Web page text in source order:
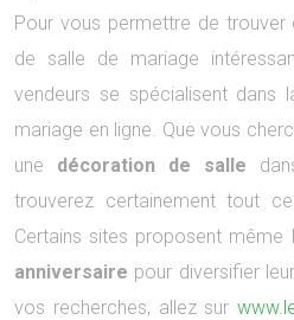
Pour vous permettre de
de salle de mariage
vendeurs se spécialisent dans
mariage en ligne. Que vous
une décoration de salle
trouverez certainement tout
Certains sites proposent même
anniversaire pour diversifier
vos recherches, allez sur